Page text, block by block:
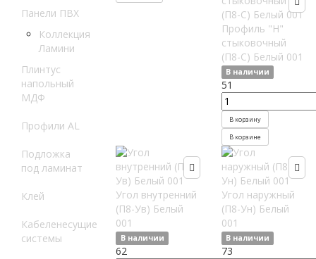
Панели ПВХ
Коллекция
Ламини
Плинтус
напольный
МДФ
Профили AL
Подложка
под ламинат
Клей
Кабеленесущие
системы
Профиль "Н"
стыковочный
(П8-С) Белый 001
В наличии
51
В корзину
В корзине
Угол внутренний
(П8-Ув) Белый
001
В наличии
62
Угол наружный
(П8-Ун) Белый
001
В наличии
73